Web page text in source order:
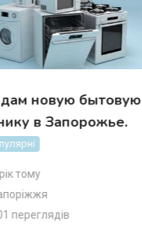
новую бытовую
в Запорожье.
тому
переглядів